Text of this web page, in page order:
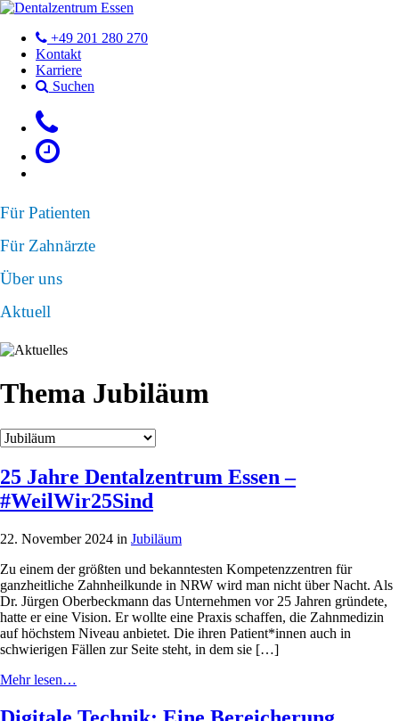
+49 201 280 270
Kontakt
Karriere
Suchen
Für Patienten
Für Zahnärzte
Über uns
Aktuell
Thema Jubiläum
25 Jahre Dentalzentrum Essen –
#WeilWir25Sind
22. November 2024 in Jubiläum
Zu einem der größten und bekanntesten Kompetenzzentren für
ganzheitliche Zahnheilkunde in NRW wird man nicht über Nacht. Als
Dr. Jürgen Oberbeckmann das Unternehmen vor 25 Jahren gründete,
hatte er eine Vision. Er wollte eine Praxis schaffen, die Zahnmedizin
auf höchstem Niveau anbietet. Die ihren Patient*innen auch in
schwierigen Fällen zur Seite steht, in dem sie […]
Mehr lesen…